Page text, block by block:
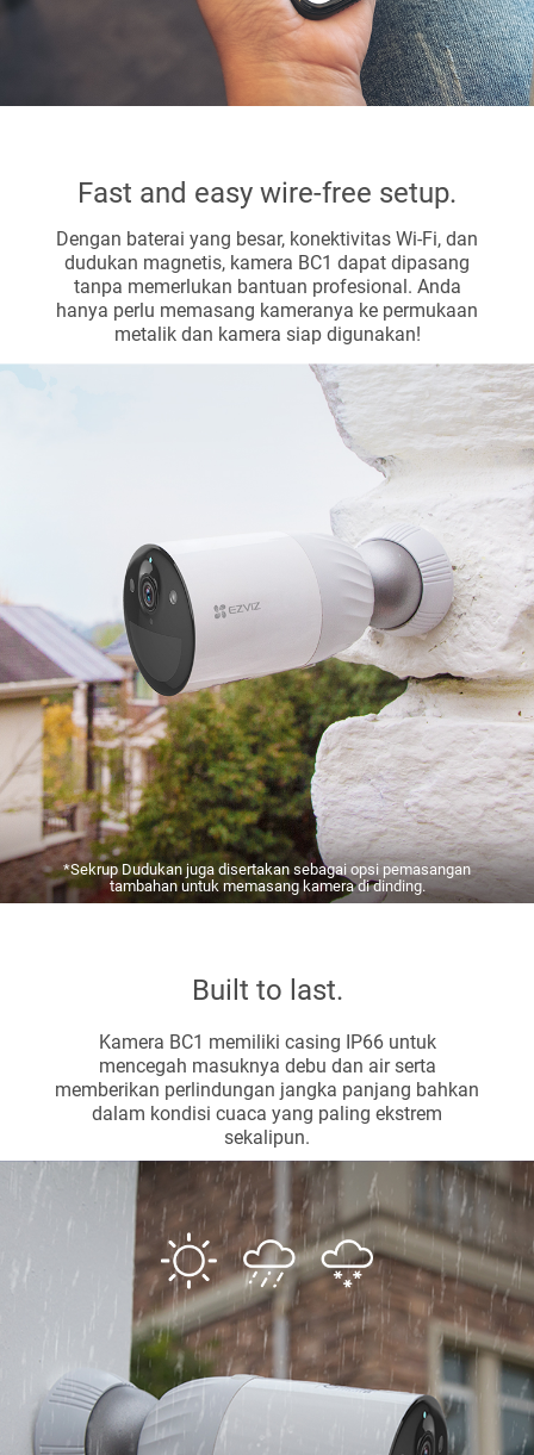
Fast and easy wire-free setup.
Dengan baterai yang besar, konektivitas Wi-Fi, dan
dudukan magnetis, kamera BC1 dapat dipasang
tanpa memerlukan bantuan profesional. Anda
hanya perlu memasang kameranya ke permukaan
metalik dan kamera siap digunakan!
*Sekrup Dudukan juga disertakan sebagai opsi pemasangan
tambahan untuk memasang kamera di dinding.
Built to last.
Kamera BC1 memiliki casing IP66 untuk
mencegah masuknya debu dan air serta
memberikan perlindungan jangka panjang bahkan
dalam kondisi cuaca yang paling ekstrem
sekalipun.